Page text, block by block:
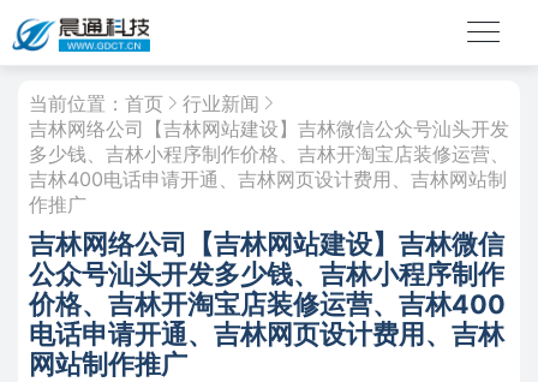
当前位置： 首页
行业新闻
吉林网络公司【吉林网站建设】吉林微信公众号汕头开发
多少钱、吉林小程序制作价格、吉林开淘宝店装修运营、
吉林400电话申请开通、吉林网页设计费用、吉林网站制
作推广
吉林网络公司【吉林网站建设】吉林微信
公众号汕头开发多少钱、吉林小程序制作
价格、吉林开淘宝店装修运营、吉林400
电话申请开通、吉林网页设计费用、吉林
网站制作推广